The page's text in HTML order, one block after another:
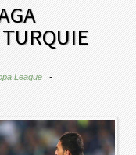
League